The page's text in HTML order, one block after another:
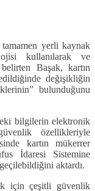
tamamen yerli kaynak
kullanılarak ve
belirten Başak, kartın
değişikliğin
bulunduğunu
bilgilerin elektronik
özellikleriyle
kartın mükerrer
İdaresi Sistemine
aktardı.
için çeşitli güvenlik